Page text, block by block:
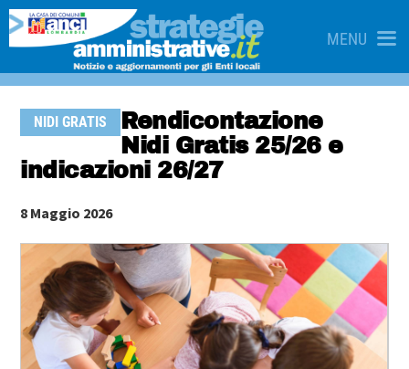
MENU
NIDI GRATIS
Rendicontazione
Nidi Gratis 25/26 e
indicazioni 26/27
8 Maggio 2026